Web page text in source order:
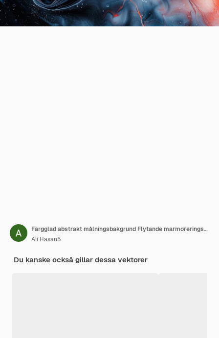
Färgglad abstrakt målningsbakgrund Flytande marmoreringsfärgbakgrund Flytande målning abstrakt
Ali Hasan5
Du kanske också gillar dessa vektorer